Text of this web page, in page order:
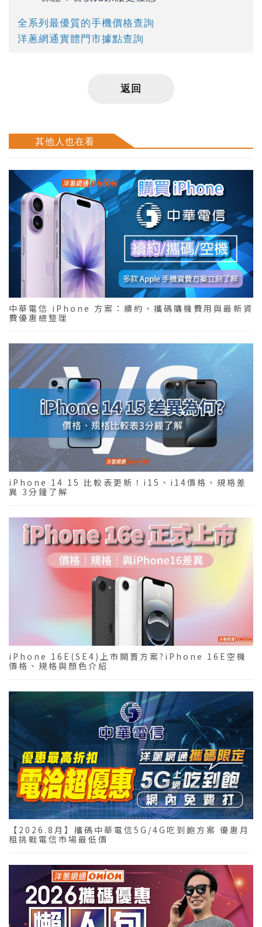
全系列最優質的手機價格查詢
洋蔥網通實體門市據點查詢
返回
其他人也在看
中華電信 iPhone 方案：續約、攜碼購機費用與最新資
費優惠總整理
iPhone 14 15 比較表更新！i15、i14價格、規格差
異 3分鐘了解
iPhone 16E(SE4)上市開賣方案?iPhone 16E空機
價格、規格與顏色介紹
【2026.8月】攜碼中華電信5G/4G吃到飽方案 優惠月
租挑戰電信市場最低價